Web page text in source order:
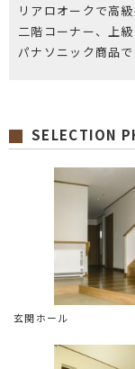
リアロオークで高
二階コーナー、上
パナソニック商品
SELECTION
玄関ホール